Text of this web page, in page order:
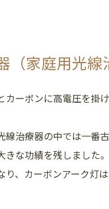
（家庭用光
ーボンに高電圧を掛
線治療器の中では一番
な功績を残しました
、カーボンアーク灯